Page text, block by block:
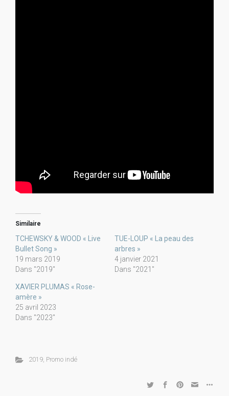
Similaire
TCHEWSKY & WOOD « Live
Bullet Song »
19 mars 2019
Dans "2019"
TUE-LOUP « La peau des
arbres »
4 janvier 2021
Dans "2021"
XAVIER PLUMAS « Rose-
amère »
25 avril 2023
Dans "2023"
2019, Promo indé